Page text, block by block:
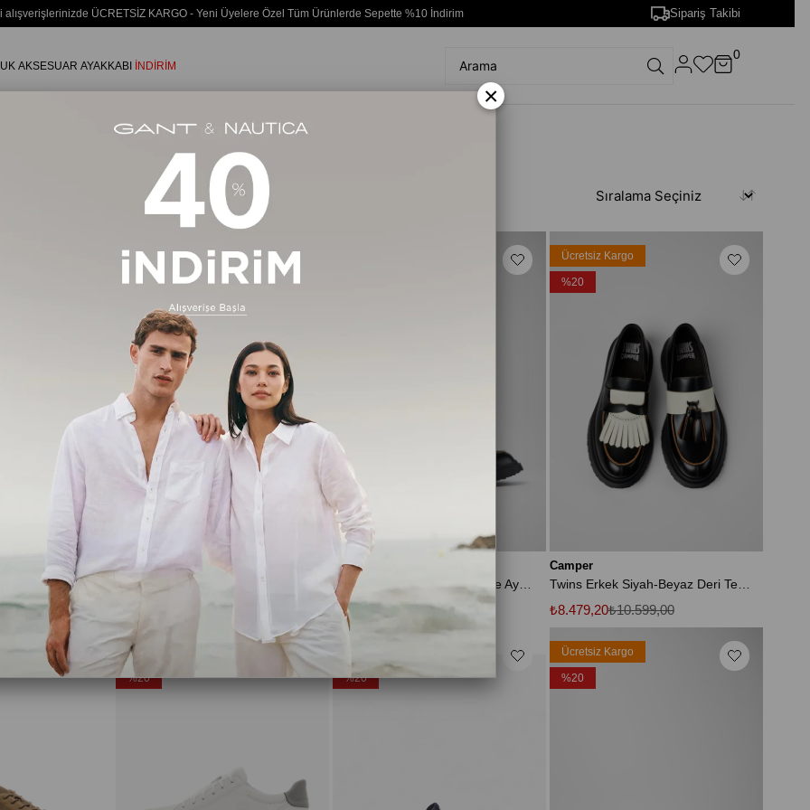
alışverişlerinizde ÜCRETSİZ KARGO - Yeni Üyelere Özel Tüm Ürünlerde Sepette %10 İndirim Sipariş Takibi
AKSESUAR AYAKKABI İNDİRİM
0
AYAKKABI Casual Ayakkabı
003
Camper
Ücretsiz Kargo
%20
Camper
Twins Erkek Siyah Deri Tekne Ayakkabısı
₺8.479,20 ₺10.599,00
Camper
₺8.479,20₺10.599,00
Ücretsiz Kargo
%20
Ücretsiz Kargo
%20 %20
Ücretsiz Kargo
%20
×